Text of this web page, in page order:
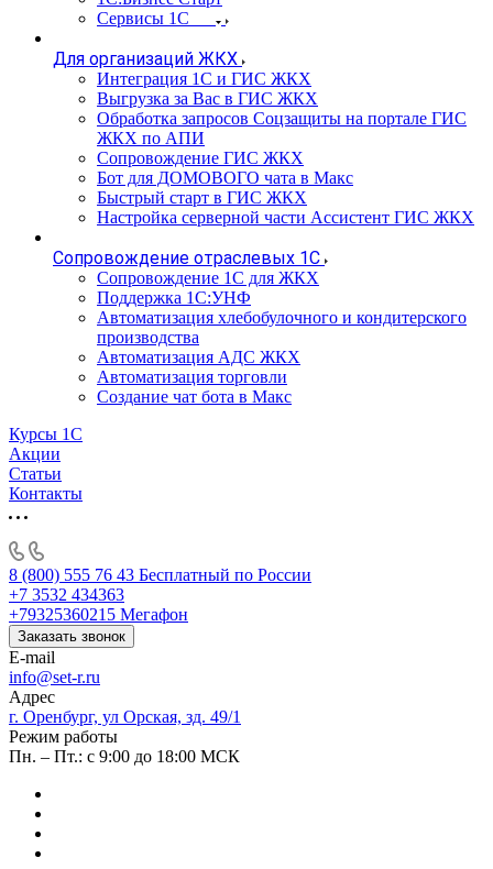
Сервисы 1С
Для организаций ЖКХ
Интеграция 1С и ГИС ЖКХ
Выгрузка за Вас в ГИС ЖКХ
Обработка запросов Соцзащиты на портале ГИС
ЖКХ по АПИ
Сопровождение ГИС ЖКХ
Бот для ДОМОВОГО чата в Макс
Быстрый старт в ГИС ЖКХ
Настройка серверной части Ассистент ГИС ЖКХ
Сопровождение отраслевых 1С
Сопровождение 1С для ЖКХ
Поддержка 1С:УНФ
Автоматизация хлебобулочного и кондитерского
производства
Автоматизация АДС ЖКХ
Автоматизация торговли
Создание чат бота в Макс
Курсы 1С
Акции
Статьи
Контакты
8 (800) 555 76 43 Бесплатный по России
+7 3532 434363
+79325360215 Мегафон
Заказать звонок
E-mail
info@set-r.ru
Адрес
г. Оренбург, ул Орская, зд. 49/1
Режим работы
Пн. – Пт.: с 9:00 до 18:00 МСК